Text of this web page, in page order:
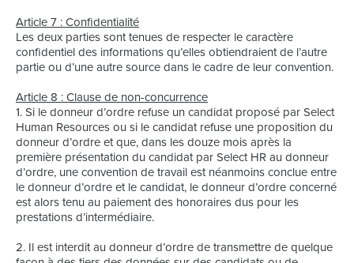
Article 7 : Confidentialité
Les deux parties sont tenues de respecter le caractère
confidentiel des informations qu’elles obtiendraient de l’autre
partie ou d’une autre source dans le cadre de leur convention.
Article 8 : Clause de non-concurrence
1. Si le donneur d’ordre refuse un candidat proposé par Select
Human Resources ou si le candidat refuse une proposition du
donneur d’ordre et que, dans les douze mois après la
première présentation du candidat par Select HR au donneur
d’ordre, une convention de travail est néanmoins conclue entre
le donneur d’ordre et le candidat, le donneur d’ordre concerné
est alors tenu au paiement des honoraires dus pour les
prestations d’intermédiaire.
2. Il est interdit au donneur d’ordre de transmettre de quelque